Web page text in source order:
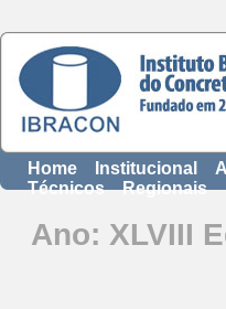
Home Institucional
Técnicos
Regionais
Ano: XLVIII